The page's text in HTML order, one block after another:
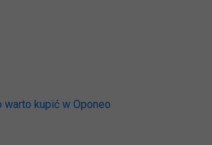
warto kupić w Oponeo